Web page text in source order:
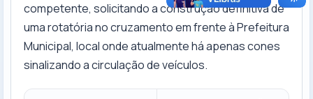
competente, solicitando a construção definitiva de
uma rotatória no cruzamento em frente à Prefeitura
Municipal, local onde atualmente há apenas cones
sinalizando a circulação de veículos.